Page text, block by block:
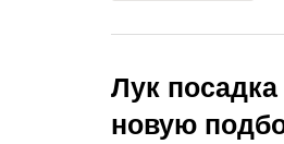
Лук
новую